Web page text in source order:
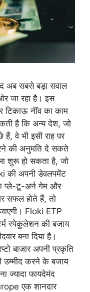
अब सबसे बड़ा सवाल
जा रहा है। इस
नींव का काम
है कि अन्य देश, जो
वे भी इसी राह पर
की अनुमति दे सकते
शुरू हो सकता है, जो
की अपनी डेवलपमेंट
प्ले-टू-अर्न गेम और
सफल होते हैं, तो
Floki ETP
स्पेकुलेशन की बजाय
बना दिया है।
बाजार अपनी प्रकृति
उम्मीद करने के बजाय
ज्यादा फायदेमंद
एक शानदार